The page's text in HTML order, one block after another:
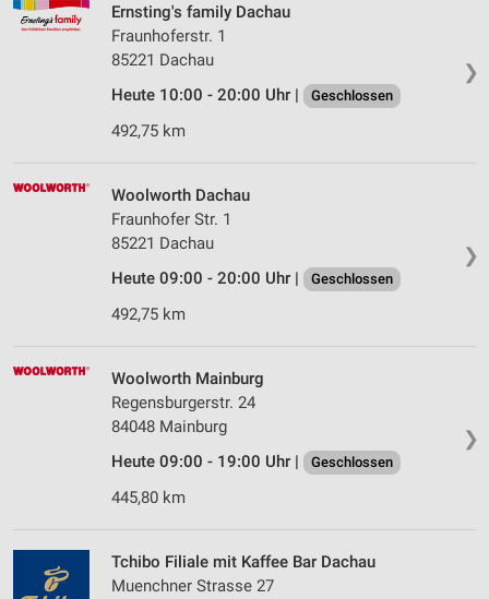
❯
Ernsting's family Dachau
Fraunhoferstr. 1
85221 Dachau
Heute 10:00 - 20:00 Uhr |
Geschlossen
492,75 km
❯
Woolworth Dachau
Fraunhofer Str. 1
85221 Dachau
Heute 09:00 - 20:00 Uhr |
Geschlossen
492,75 km
❯
Woolworth Mainburg
Regensburgerstr. 24
84048 Mainburg
Heute 09:00 - 19:00 Uhr |
Geschlossen
445,80 km
Tchibo Filiale mit Kaffee Bar Dachau
Muenchner Strasse 27